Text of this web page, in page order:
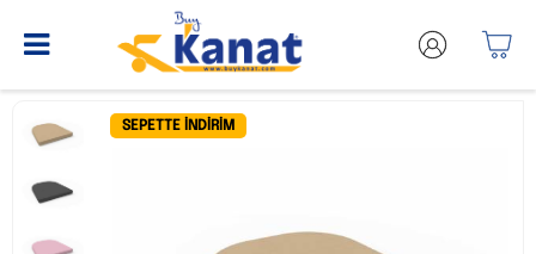
SEPETTE İNDIRIM